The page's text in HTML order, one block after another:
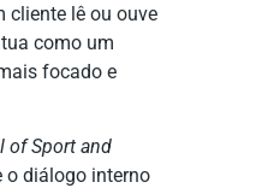
cliente lê ou ouve
como um
focado e
of Sport and
o diálogo interno